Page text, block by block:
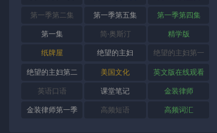
第一季第二集 第一季第五集 第一季第四集
第一集 简·奥斯汀 精学版
纸牌屋 绝望的主妇 绝望的主妇第一
季
绝望的主妇第二
季
美国文化 英文版在线观看
英语口语 课堂笔记 金装律师
金装律师第一季 高频短语 高频词汇